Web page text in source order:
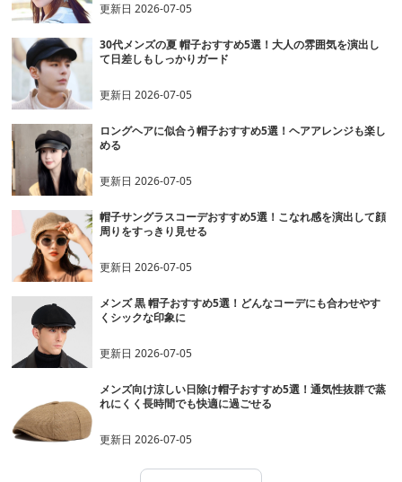
更新日2026-07-05
30代メンズの夏 帽子おすすめ5選！大人の雰囲気を演出し
て日差しもしっかりガード
更新日2026-07-05
ロングヘアに似合う帽子おすすめ5選！ヘアアレンジも楽し
める
更新日2026-07-05
帽子サングラスコーデおすすめ5選！こなれ感を演出して顔
周りをすっきり見せる
更新日2026-07-05
メンズ 黒 帽子おすすめ5選！どんなコーデにも合わせやす
くシックな印象に
更新日2026-07-05
メンズ向け涼しい日除け帽子おすすめ5選！通気性抜群で蒸
れにくく長時間でも快適に過ごせる
更新日2026-07-05